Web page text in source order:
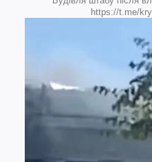
https://t.me/